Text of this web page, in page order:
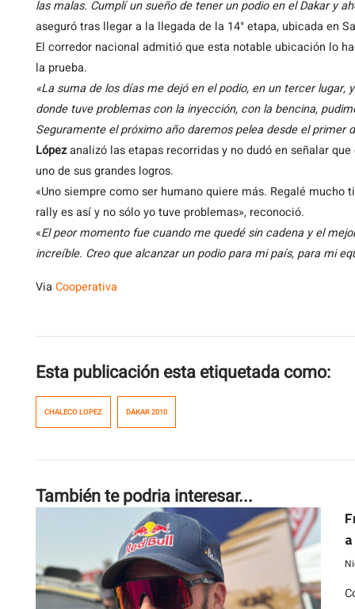
las malas. Cumplí un sueño de tener un podio en el Dakar y
aseguró tras llegar a la llegada de la 14° etapa, ubicada en
El corredor nacional admitió que esta notable ubicación lo
la prueba.
«La suma de los días me dejó en el podio, en un tercer
donde tuve problemas con la inyección, con la bencina,
Seguramente el próximo año daremos pelea desde el primer
Lópezanalizó las etapas recorridas y no dudó en señalar
uno de sus grandes logros.
«Uno siempre como ser humano quiere más. Regalé mucho
rally es así y no sólo yo tuve problemas», reconoció.
«El peor momento fue cuando me quedé sin cadena y el
increíble. Creo que alcanzar un podio para mi país, para mi
Via Cooperativa
Esta publicación esta etiquetada como:
CHALECO LOPEZ DAKAR 2010
También te podria interesar...